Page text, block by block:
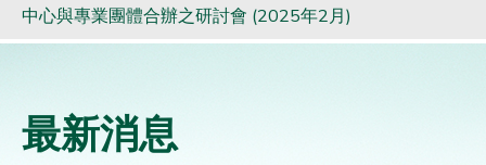
中心與專業團體合辦之研討會 (2025年2月)
最新消息